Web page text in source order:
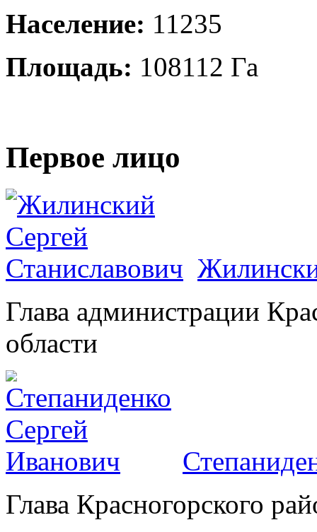
Население: 11235
Площадь: 108112 Га
Первое лицо
Глава администрации
области
Глава Красногорского